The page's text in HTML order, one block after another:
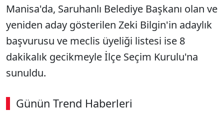
Manisa'da, Saruhanlı Belediye Başkanı olan ve
yeniden aday gösterilen Zeki Bilgin'in adaylık
başvurusu ve meclis üyeliği listesi ise 8
dakikalık gecikmeyle İlçe Seçim Kurulu'na
sunuldu.
Günün Trend Haberleri